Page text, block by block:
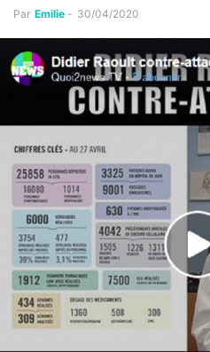
Par Emilie - 30/04/2020